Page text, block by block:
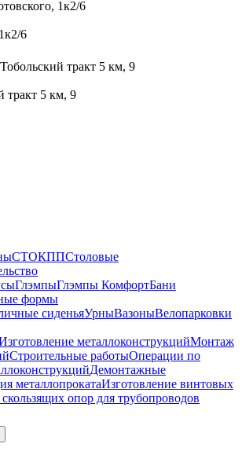
1к2/6
6
тракт 5 км, 9
тракт 5 км, 9
СТОКППСтоловые
ГлэмпыГлэмпы КомфортБани
формы
сиденьяУрныВазоныВелопарковки
металлоконструкцийМонтаж
Строительные работыОперации по
Демонтажные
металлопрокатаИзготовление винтовых
опор для трубопроводов